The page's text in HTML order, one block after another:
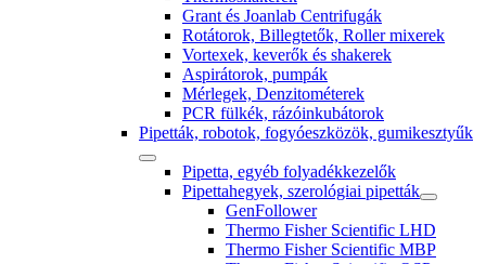
Grant és Joanlab Centrifugák
Rotátorok, Billegtetők, Roller mixerek
Vortexek, keverők és shakerek
Aspirátorok, pumpák
Mérlegek, Denzitométerek
PCR fülkék, rázóinkubátorok
Pipetták, robotok, fogyóeszközök, gumikesztyűk
Pipetta, egyéb folyadékkezelők
Pipettahegyek, szerológiai pipetták
GenFollower
Thermo Fisher Scientific LHD
Thermo Fisher Scientific MBP